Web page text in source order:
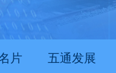
推动经济持续向新
片 五通发展